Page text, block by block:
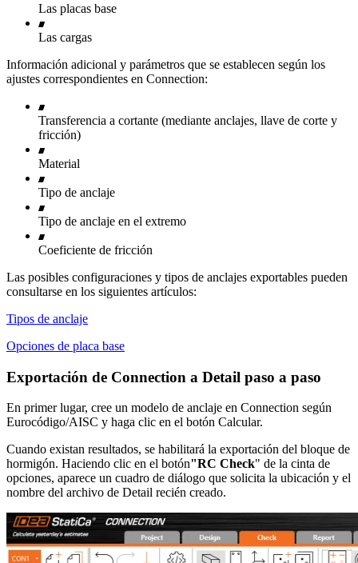
Las placas base
Las cargas
Información adicional y parámetros que se establecen según los
ajustes correspondientes en Connection:
Transferencia a cortante (mediante anclajes, llave de corte y
fricción)
Material
Tipo de anclaje
Tipo de anclaje en el extremo
Coeficiente de fricción
Las posibles configuraciones y tipos de anclajes exportables pueden
consultarse en los siguientes artículos:
Tipos de anclaje
Opciones de placa base
Exportación de Connection a Detail paso a paso
En primer lugar, cree un modelo de anclaje en Connection según
Eurocódigo/AISC y haga clic en el botón Calcular.
Cuando existan resultados, se habilitará la exportación del bloque de
hormigón. Haciendo clic en el botón"RC Check" de la cinta de
opciones, aparece un cuadro de diálogo que solicita la ubicación y el
nombre del archivo de Detail recién creado.